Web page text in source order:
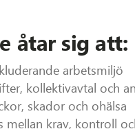
åtar sig att:
arbetsmiljö
kollektivavtal och
skador och ohälsa
krav, kontroll